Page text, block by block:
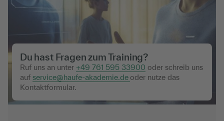
Du hast Fragen zum Training?
Ruf uns an unter +49 761 595 33900 oder schreib uns
auf service@haufe-akademie.de oder nutze das
Kontaktformular.